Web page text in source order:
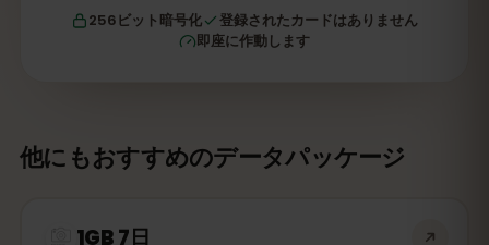
256ビット暗号化
登録されたカードはありません
即座に作動します
他にもおすすめのデータパッケージ
1GB 7日